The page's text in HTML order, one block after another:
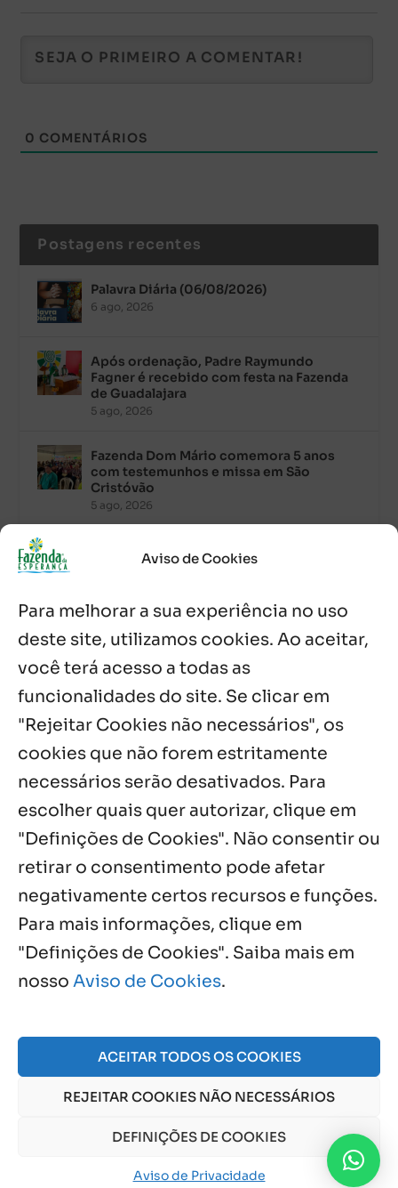
Aviso de Cookies
Para melhorar a sua experiência no uso
deste site, utilizamos cookies. Ao aceitar,
você terá acesso a todas as
funcionalidades do site. Se clicar em
"Rejeitar Cookies não necessários", os
cookies que não forem estritamente
necessários serão desativados. Para
escolher quais quer autorizar, clique em
"Definições de Cookies". Não consentir ou
retirar o consentimento pode afetar
negativamente certos recursos e funções.
Para mais informações, clique em
"Definições de Cookies". Saiba mais em
nosso Aviso de Cookies.
ACEITAR TODOS OS COOKIES
REJEITAR COOKIES NÃO NECESSÁRIOS
DEFINIÇÕES DE COOKIES
Aviso de Privacidade
0 COMENTÁRIOS
Postagens recentes
Palavra Diária (06/08/2026)
6 ago, 2026
Após ordenação, Padre Raymundo
Fagner é recebido com festa na Fazenda
de Guadalajara
5 ago, 2026
Fazenda Dom Mário comemora 5 anos
com testemunhos e missa em São
Cristóvão
5 ago, 2026
Palavra Diária (05/08/2026)
5 ago, 2026
Palavra Diária (04/08/2026)
4 ago, 2026
Palavra de Vida (Agosto de 2026)
Notícias por Categoria
Agosto, 2026
da Esperança. CNPJ: 48555775000150 |
Aviso de Cookies
eAviso de Privacidade